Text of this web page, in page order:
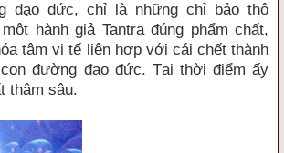
đạo đức, chỉ là những chỉ bảo thô
hành giả Tantra đúng phẩm chất,
tâm vi tế liên hợp với cái chết thành
đường đạo đức. Tại thời điểm ấy
thâm sâu.